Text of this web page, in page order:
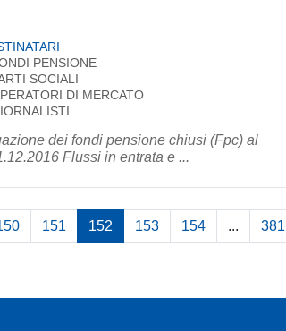
PENSIONE
SOCIALI
DI MERCATO
dei fondi pensione chiusi (Fpc) al
Flussi in entrata e ...
151 152 153 154 ... 381